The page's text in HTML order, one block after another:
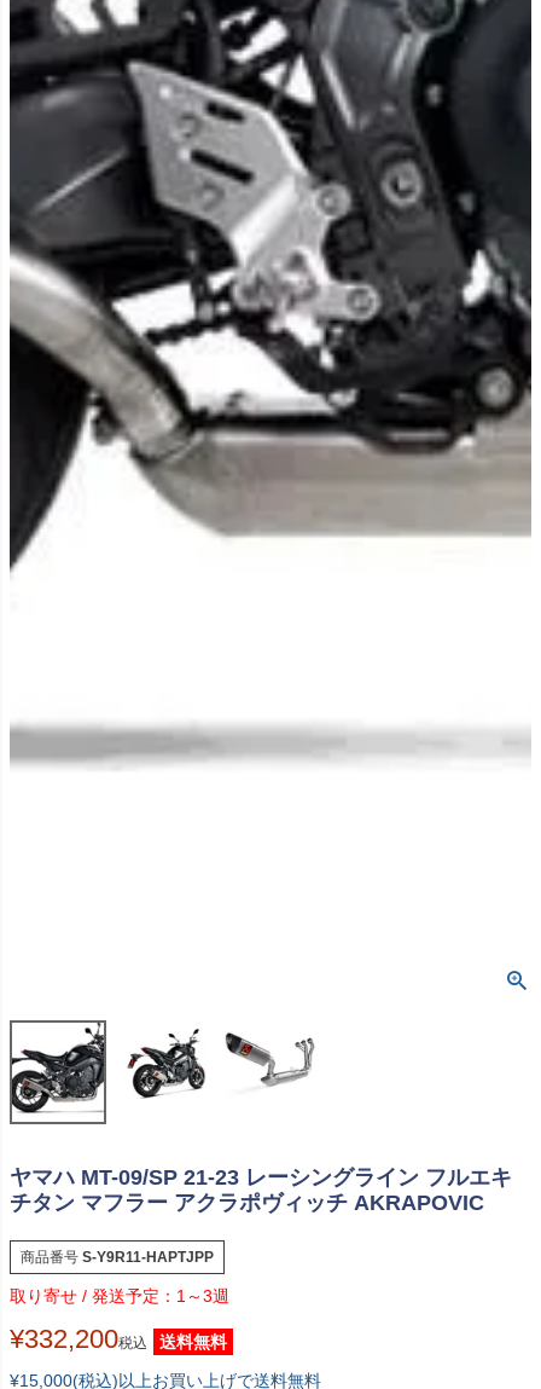
ヤマハ MT-09/SP 21-23 レーシングライン フルエキ
チタン マフラー アクラポヴィッチ AKRAPOVIC
商品番号 S-Y9R11-HAPTJPP
1～3週
¥332,200税込
送料無料
¥15,000(税込)以上お買い上げで送料無料